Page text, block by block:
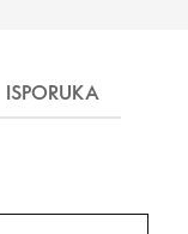
ISPORUKA